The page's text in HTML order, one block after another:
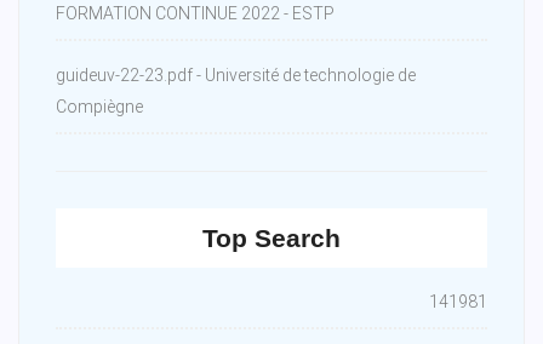
FORMATION CONTINUE 2022 - ESTP
guideuv-22-23.pdf - Université de technologie de
Compiègne
Top Search
141981